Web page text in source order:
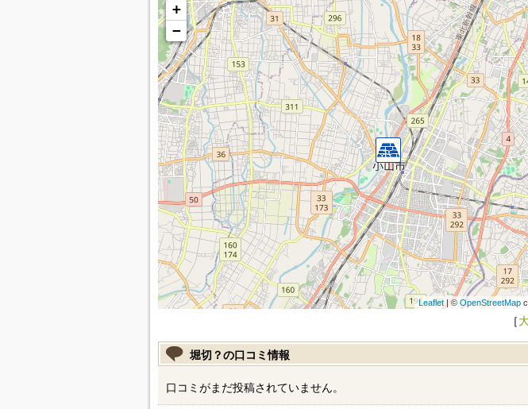
+
−
Leaflet| © OpenStreetMap
［
堀切？の口コミ情報
口コミがまだ投稿されていません。